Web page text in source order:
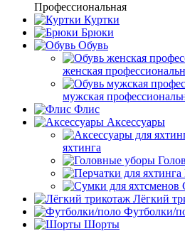
Профессиональная
Куртки
Брюки
Обувь
женская
мужская
Флис
Аксессуары
яхтинга
Лёгкий
Футболки/
Шорты